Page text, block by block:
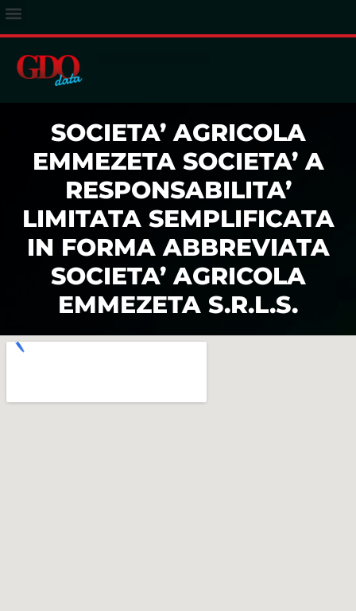
SOCIETA’ AGRICOLA
EMMEZETA SOCIETA’ A
RESPONSABILITA’
LIMITATA SEMPLIFICATA
IN FORMA ABBREVIATA
SOCIETA’ AGRICOLA
EMMEZETA S.R.L.S.